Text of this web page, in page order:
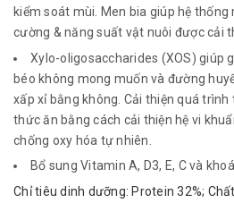
kiểm soát mùi. Men bia giúp hệ
cường & năng suất vật nuôi được cải
Xylo-oligosaccharides (XOS) giúp
béo không mong muốn và đường
xấp xỉ bằng không. Cải thiện quá trình
thức ăn bằng cách cải thiện hệ vi
chống oxy hóa tự nhiên.
Bổ sung Vitamin A, D3, E, C và
Chỉ tiêu dinh dưỡng: Protein 32%;